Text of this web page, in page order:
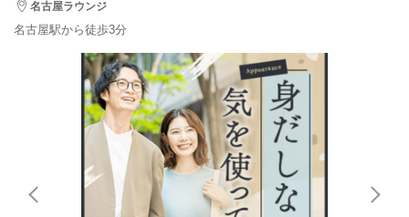
名古屋ラウンジ
名古屋駅から徒歩3分